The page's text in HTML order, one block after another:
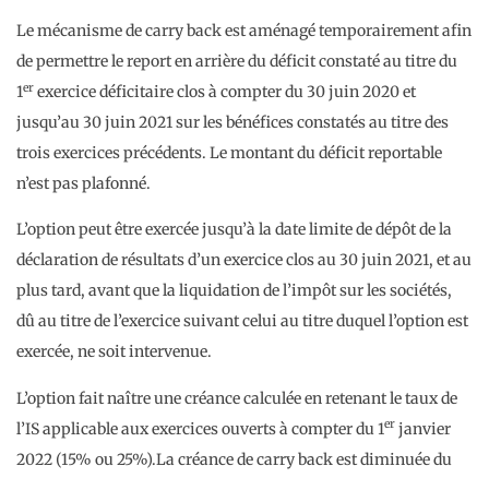
Le mécanisme de carry back est aménagé temporairement afin
de permettre le report en arrière du déficit constaté au titre du
1er exercice déficitaire clos à compter du 30 juin 2020 et
jusqu’au 30 juin 2021 sur les bénéfices constatés au titre des
trois exercices précédents. Le montant du déficit reportable
n’est pas plafonné.
L’option peut être exercée jusqu’à la date limite de dépôt de la
déclaration de résultats d’un exercice clos au 30 juin 2021, et au
plus tard, avant que la liquidation de l’impôt sur les sociétés,
dû au titre de l’exercice suivant celui au titre duquel l’option est
exercée, ne soit intervenue.
L’option fait naître une créance calculée en retenant le taux de
l’IS applicable aux exercices ouverts à compter du 1er janvier
2022 (15% ou 25%).La créance de carry back est diminuée du